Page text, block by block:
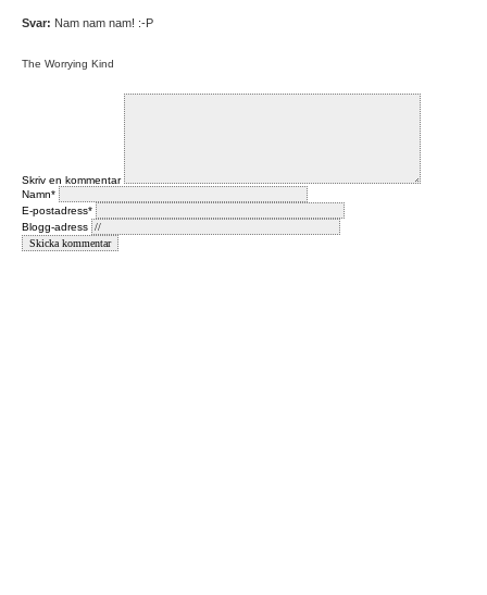
Svar: Nam nam nam! :-P
The Worrying Kind
Skriv en kommentar
Namn*
E-postadress*
Blogg-adress